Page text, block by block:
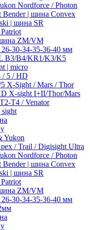
Nordforce / Photon
Bender | шина Convex
| шина SR
ZM/VM
30-34-35-36-40 мм
B3/B4/KR1/K3/K5
| micro
/ 5 / HD
X-Sight / Mars / Thor
X-sight I+II/Thor/Mars
T4 / Venator
sight
Yukon
/ Trail / Digisight Ultra
Nordforce / Photon
Bender | шина Convex
| шина SR
ZM/VM
30-34-35-36-40 мм